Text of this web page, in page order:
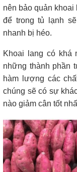
nên bảo quản
để trong tủ lạnh
nhanh bị héo.
Khoai lang có khá
những thành phần
hàm lượng các
chúng sẽ có sự
nào giảm cân tốt